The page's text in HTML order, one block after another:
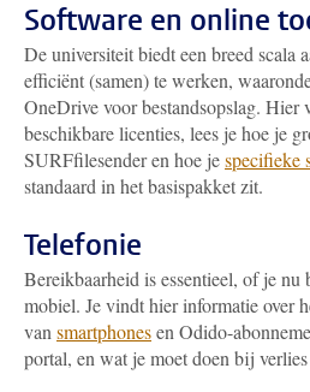
Software en online
De universiteit biedt een breed scala
efficiënt (samen) te werken,
OneDrive voor bestandsopslag. Hier
beschikbare licenties, lees je hoe je
SURFfilesender en hoe jespecifieke
standaard in het basispakket zit.
Telefonie
Bereikbaarheid is essentieel, of je
mobiel. Je vindt hier informatie over
van smartphonesen Odido-
portal, en wat je moet doen bij